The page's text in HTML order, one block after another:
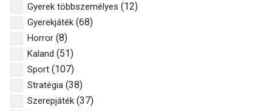
Gyerek többszemélyes (12)
Gyerekjáték (68)
Horror (8)
Kaland (51)
Sport (107)
Stratégia (38)
Szerepjáték (37)